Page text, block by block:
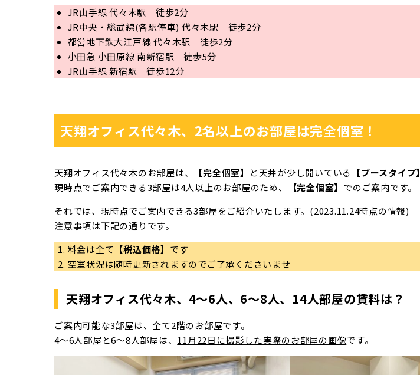
JR山手線 代々木駅 徒歩2分
JR中央・総武線(各駅停車) 代々木駅 徒歩2分
都営地下鉄大江戸線 代々木駅 徒歩2分
小田急 小田原線 南新宿駅 徒歩5分
JR山手線 新宿駅 徒歩12分
天翔オフィス代々木、2名以上のお部屋は完全個室！
天翔オフィス代々木のお部屋は、 【完全個室】 と天井が少し開いている 【ブースタイプ】
現時点でご案内できる3部屋は4人以上のお部屋のため、
【完全個室】 でのご案内です。
それでは、現時点でご案内できる3部屋をご紹介いたします。(2023.11.24時点の情報)
注意事項は下記の通りです。
料金は全て 【税込価格】 です
空室状況は随時更新されますのでご了承くださいませ
天翔オフィス代々木、4～6人、6～8人、14人部屋の賃料は？
ご案内可能な3部屋は、全て2階のお部屋です。
4～6人部屋と6～8人部屋は、 11月22日に撮影した実際のお部屋の画像です。